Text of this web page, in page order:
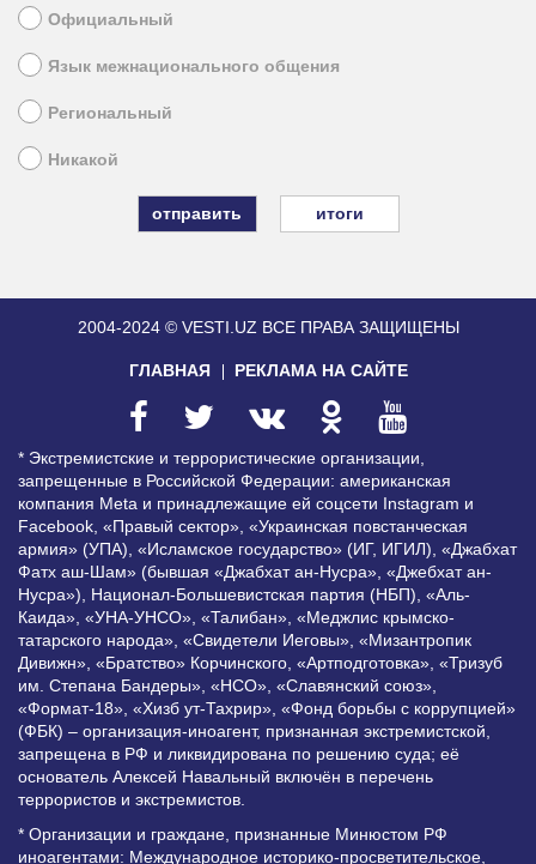
Официальный
Язык межнационального общения
Региональный
Никакой
итоги
2004-2024 © VESTI.UZ ВСЕ ПРАВА ЗАЩИЩЕНЫ
ГЛАВНАЯ РЕКЛАМА НА САЙТЕ
* Экстремистские и террористические организации,
запрещенные в Российской Федерации: американская
компания Meta и принадлежащие ей соцсети Instagram и
Facebook, «Правый сектор», «Украинская повстанческая
армия» (УПА), «Исламское государство» (ИГ, ИГИЛ), «Джабхат
Фатх аш-Шам» (бывшая «Джабхат ан-Нусра», «Джебхат ан-
Нусра»), Национал-Большевистская партия (НБП), «Аль-
Каида», «УНА-УНСО», «Талибан», «Меджлис крымско-
татарского народа», «Свидетели Иеговы», «Мизантропик
Дивижн», «Братство» Корчинского, «Артподготовка», «Тризуб
им. Степана Бандеры», «НСО», «Славянский союз»,
«Формат-18», «Хизб ут-Тахрир», «Фонд борьбы с коррупцией»
(ФБК) – организация-иноагент, признанная экстремистской,
запрещена в РФ и ликвидирована по решению суда; её
основатель Алексей Навальный включён в перечень
террористов и экстремистов.
* Организации и граждане, признанные Минюстом РФ
иноагентами: Международное историко-просветительское,